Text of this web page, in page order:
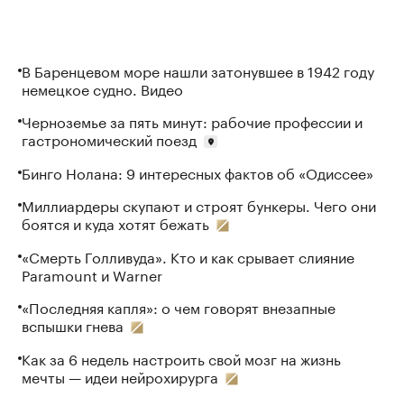
В Баренцевом море нашли затонувшее в 1942 году
немецкое судно. Видео
Черноземье за пять минут: рабочие профессии и
гастрономический поезд
Бинго Нолана: 9 интересных фактов об «Одиссее»
Миллиардеры скупают и строят бункеры. Чего они
боятся и куда хотят бежать
«Смерть Голливуда». Кто и как срывает слияние
Paramount и Warner
«Последняя капля»: о чем говорят внезапные
вспышки гнева
Как за 6 недель настроить свой мозг на жизнь
мечты — идеи нейрохирурга